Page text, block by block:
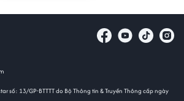
số: 13/GP-BTTTT do Bộ Thông tin & Truyền Thông cấp ngày